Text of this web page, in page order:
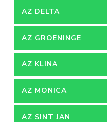
AZ DELTA
AZ GROENINGE
AZ KLINA
AZ MONICA
AZ SINT JAN